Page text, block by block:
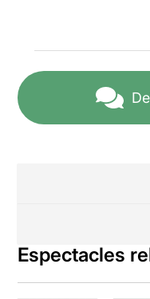
Espectacles